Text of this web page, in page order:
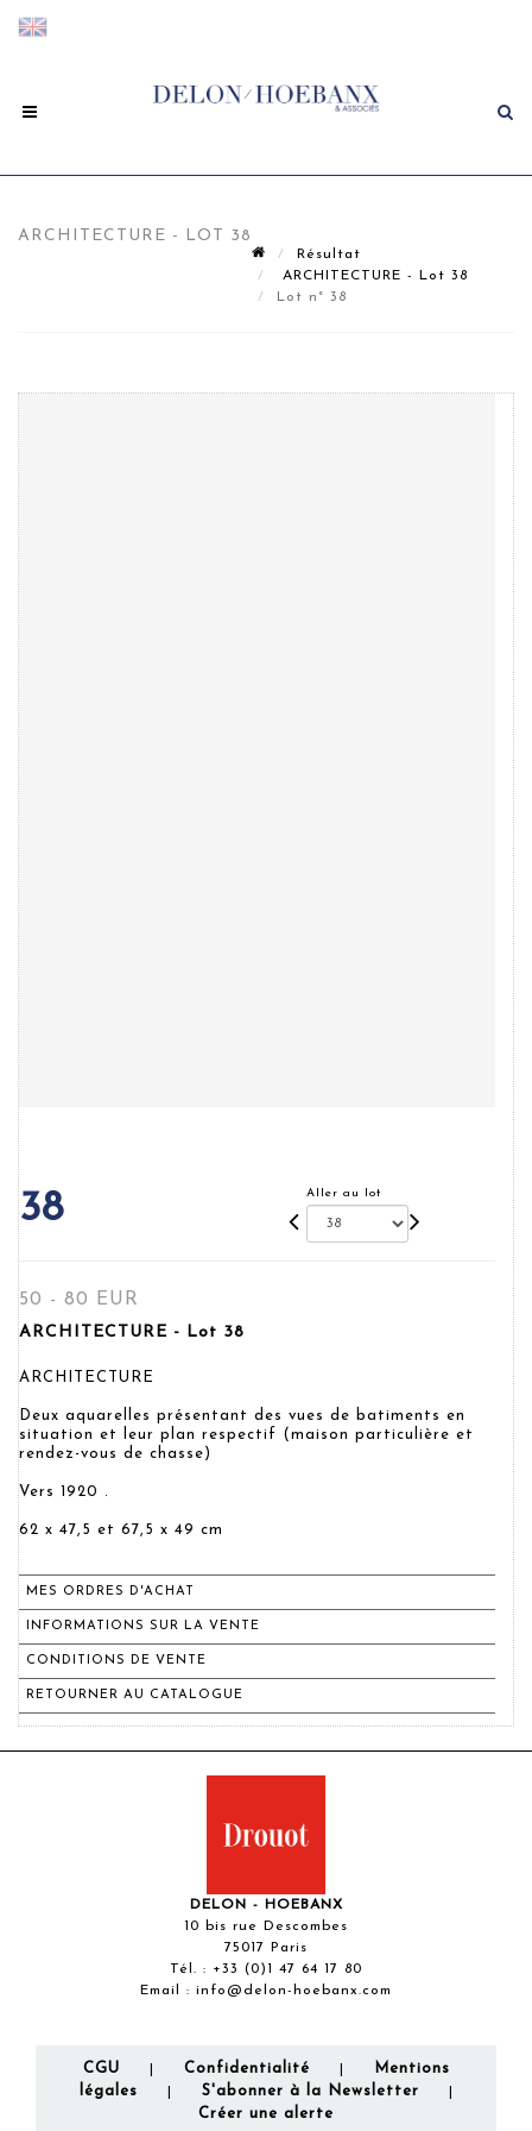
ARCHITECTURE - LOT 38
Résultat
ARCHITECTURE - Lot 38
Lot n° 38
38 Aller au lot
50 - 80 EUR
ARCHITECTURE - Lot 38
ARCHITECTURE
Deux aquarelles présentant des vues de batiments en
situation et leur plan respectif (maison particulière et
rendez-vous de chasse)
Vers 1920 .
62 x 47,5 et 67,5 x 49 cm
MES ORDRES D'ACHAT
INFORMATIONS SUR LA VENTE
CONDITIONS DE VENTE
RETOURNER AU CATALOGUE
DELON - HOEBANX
10 bis rue Descombes
75017 Paris
Tél. : +33 (0)1 47 64 17 80
Email : info@delon-hoebanx.com
CGU Confidentialité
Mentions
légales
S'abonner à la Newsletter
Créer une alerte